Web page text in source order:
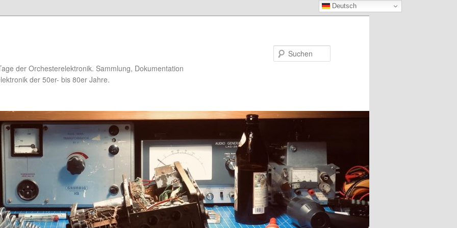
der Orchesterelektronik. Sammlung, Dokumentation
der 50er- bis 80er Jahre.
Deutsch